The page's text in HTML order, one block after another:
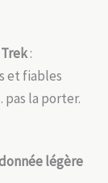
:
et fiables
la porter.
légère